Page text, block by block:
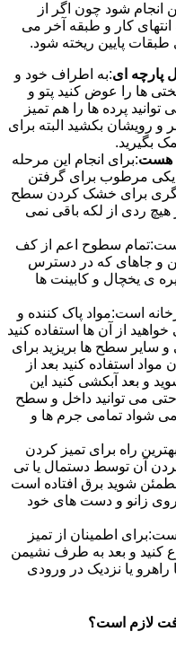
انجام شود چون اگر از
کار و طبقه آخر می
پایین ریخته شود.
پارچه ای:به اطراف خود و
ها را عوض کنید پتو و
پرده ها را هم تمیز
و رویشان بکشید البته برای
بگیرید.
هست:برای انجام این مرحله
یکی مرطوب برای گرفتن
برای خشک کردن سطح
هیچ ردی از لکه باقی نمی
سطوح اعم از کف
و جاهای که در دسترس
ی یخچال و کابینت ها
است:مواد پاک کننده و
از آن ها استفاده کنید
سایر سطح ها بریزید برای
استفاده کنید بعد از
و بعد آبکشی کنید این
می توانید داخل و سطح
می شواد تمامی جرم ها و
راه برای تمیز کردن
آن توسط دستمال یا تی
شوید برق افتاده است
زانو و دست های خود
اطمینان از تمیز
کنید و بعد به طرف نشیمن
راهرو یا نزدیک در ورودی
لازم است؟